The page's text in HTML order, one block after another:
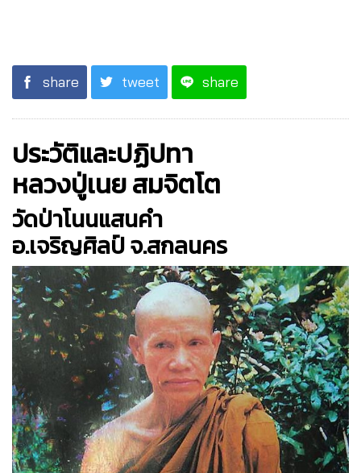
share tweet share
ประวัติและปฏิปทา
หลวงปู่เนย สมจิตโต
วัดป่าโนนแสนคำ
อ.เจริญศิลป์ จ.สกลนคร